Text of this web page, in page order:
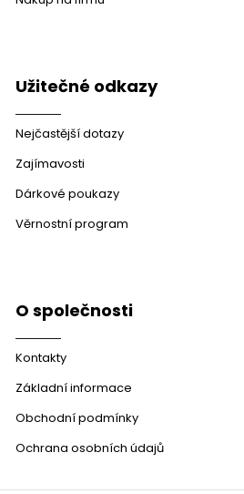
Užitečné odkazy
Nejčastější dotazy
Zajímavosti
Dárkové poukazy
Věrnostní program
O společnosti
Kontakty
Základní informace
Obchodní podmínky
Ochrana osobních údajů